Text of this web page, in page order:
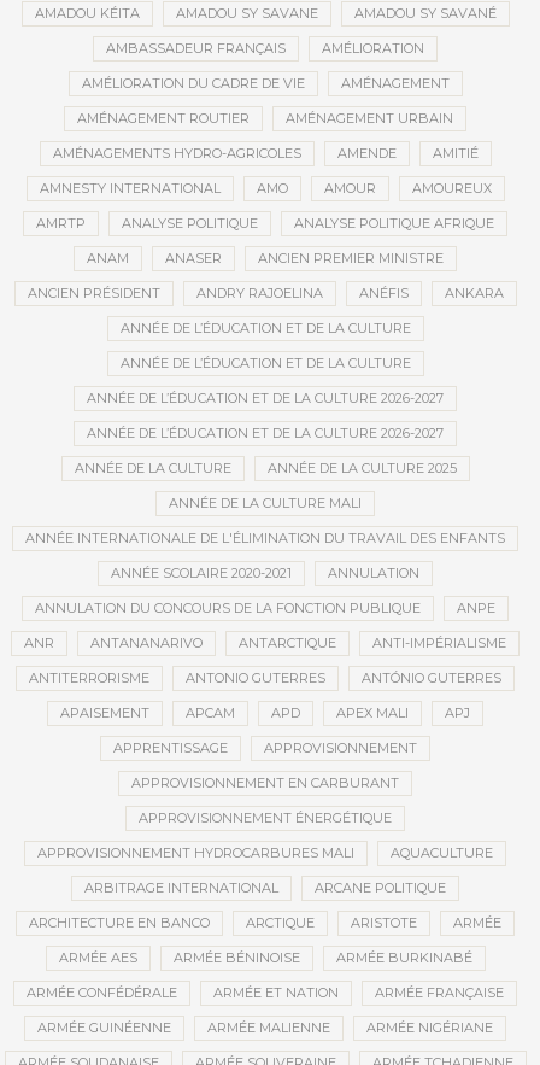
AMADOU KÉITA AMADOU SY SAVANE AMADOU SY SAVANÉ
AMBASSADEUR FRANÇAIS AMÉLIORATION
AMÉLIORATION DU CADRE DE VIE AMÉNAGEMENT
AMÉNAGEMENT ROUTIER AMÉNAGEMENT URBAIN
AMÉNAGEMENTS HYDRO-AGRICOLES AMENDE AMITIÉ
AMNESTY INTERNATIONAL AMO AMOUR AMOUREUX
AMRTP ANALYSE POLITIQUE ANALYSE POLITIQUE AFRIQUE
ANAM ANASER ANCIEN PREMIER MINISTRE
ANCIEN PRÉSIDENT ANDRY RAJOELINA ANÉFIS ANKARA
ANNÉE DE L’ÉDUCATION ET DE LA CULTURE
ANNÉE DE L’ÉDUCATION ET DE LA CULTURE
ANNÉE DE L’ÉDUCATION ET DE LA CULTURE 2026-2027
ANNÉE DE L’ÉDUCATION ET DE LA CULTURE 2026-2027
ANNÉE DE LA CULTURE ANNÉE DE LA CULTURE 2025
ANNÉE DE LA CULTURE MALI
ANNÉE INTERNATIONALE DE L'ÉLIMINATION DU TRAVAIL DES ENFANTS
ANNÉE SCOLAIRE 2020-2021 ANNULATION
ANNULATION DU CONCOURS DE LA FONCTION PUBLIQUE ANPE
ANR ANTANANARIVO ANTARCTIQUE ANTI-IMPÉRIALISME
ANTITERRORISME ANTONIO GUTERRES ANTÓNIO GUTERRES
APAISEMENT APCAM APD APEX MALI APJ
APPRENTISSAGE APPROVISIONNEMENT
APPROVISIONNEMENT EN CARBURANT
APPROVISIONNEMENT ÉNERGÉTIQUE
APPROVISIONNEMENT HYDROCARBURES MALI AQUACULTURE
ARBITRAGE INTERNATIONAL ARCANE POLITIQUE
ARCHITECTURE EN BANCO ARCTIQUE ARISTOTE ARMÉE
ARMÉE AES ARMÉE BÉNINOISE ARMÉE BURKINABÉ
ARMÉE CONFÉDÉRALE ARMÉE ET NATION ARMÉE FRANÇAISE
ARMÉE GUINÉENNE ARMÉE MALIENNE ARMÉE NIGÉRIANE